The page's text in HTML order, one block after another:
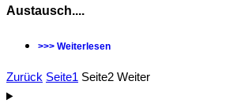
Austausch....
>>> Weiterlesen
Zurück Seite1 Seite2 Weiter